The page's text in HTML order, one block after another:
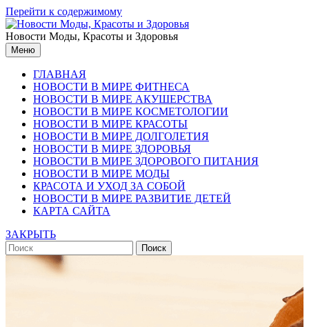
Перейти к содержимому
Новости Моды, Красоты и Здоровья
Меню
ГЛАВНАЯ
НОВОСТИ В МИРЕ ФИТНЕСА
НОВОСТИ В МИРЕ АКУШЕРСТВА
НОВОСТИ В МИРЕ КОСМЕТОЛОГИИ
НОВОСТИ В МИРЕ КРАСОТЫ
НОВОСТИ В МИРЕ ДОЛГОЛЕТИЯ
НОВОСТИ В МИРЕ ЗДОРОВЬЯ
НОВОСТИ В МИРЕ ЗДОРОВОГО ПИТАНИЯ
НОВОСТИ В МИРЕ МОДЫ
КРАСОТА И УХОД ЗА СОБОЙ
НОВОСТИ В МИРЕ РАЗВИТИЕ ДЕТЕЙ
КАРТА САЙТА
ЗАКРЫТЬ